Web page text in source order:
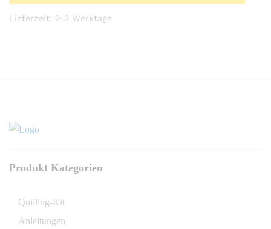
Lieferzeit: 2-3 Werktage
Produkt Kategorien
Quilling-Kit
Anleitungen